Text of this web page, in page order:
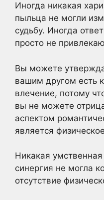
Иногда никакая
пыльца не могли
судьбу. Иногда
просто не
Вы можете
вашим другом есть
влечение, потому
вы не можете
аспектом
является
Никакая
синергия не могла
отсутствие